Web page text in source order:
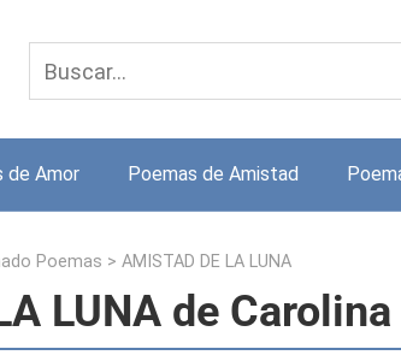
de Amor Poemas de Amistad
Poemas > AMISTAD DE LA LUNA
LUNA de